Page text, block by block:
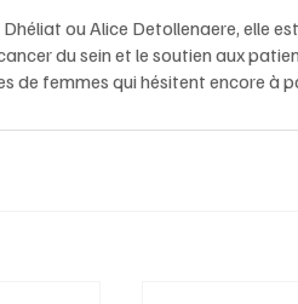
ou Alice Detollenaere, elle
du sein et le soutien aux
de femmes qui hésitent encore à